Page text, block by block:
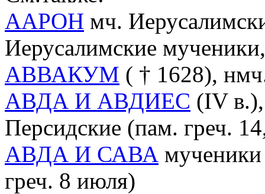
ААРОН мч.
Иерусалимские
АВВАКУМ ( † 1628),
АВДА И АВДИЕС (IV
Персидские (пам. греч.
АВДА И САВА
греч. 8 июля)